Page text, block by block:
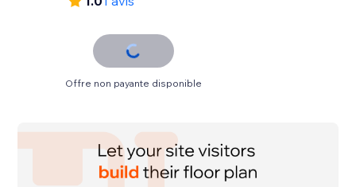
Offre non payante disponible